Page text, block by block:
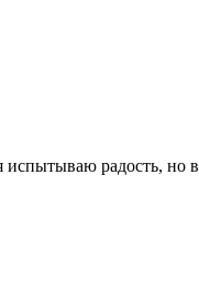
испытываю радость, но в